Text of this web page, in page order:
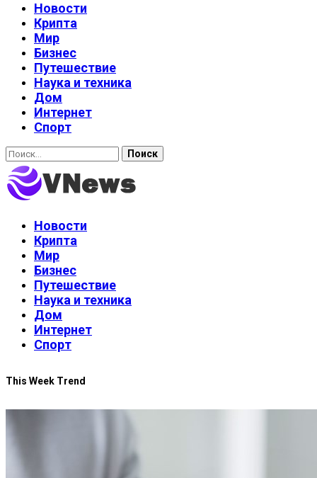
Новости
Крипта
Мир
Бизнес
Путешествие
Наука и техника
Дом
Интернет
Спорт
Найти:
Новости
Крипта
Мир
Бизнес
Путешествие
Наука и техника
Дом
Интернет
Спорт
This Week Trend